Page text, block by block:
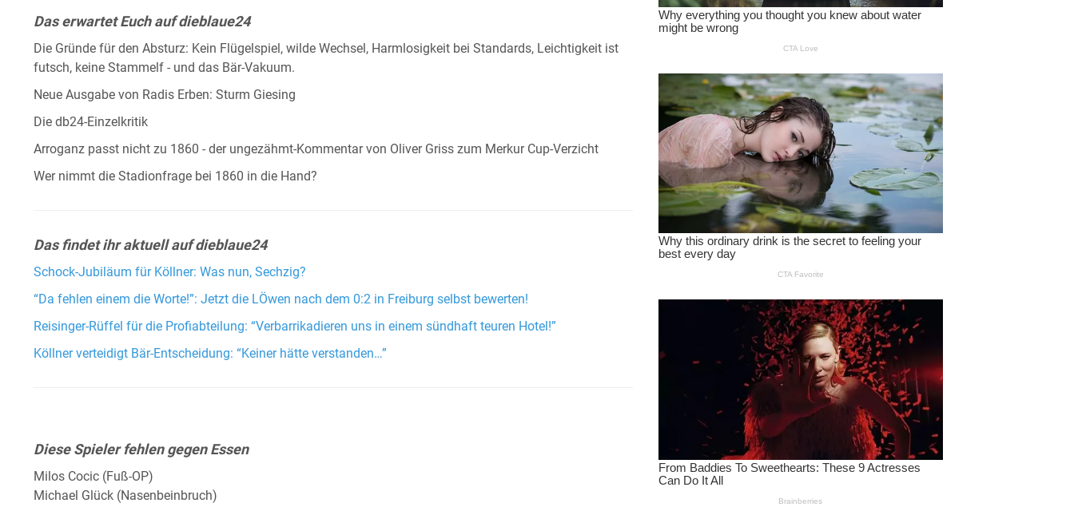
Das erwartet Euch auf dieblaue24
Die Gründe für den Absturz: Kein Flügelspiel, wilde Wechsel, Harmlosigkeit bei Standards, Leichtigkeit ist
futsch, keine Stammelf - und das Bär-Vakuum.
Neue Ausgabe von Radis Erben: Sturm Giesing
Die db24-Einzelkritik
Arroganz passt nicht zu 1860 - der ungezähmt-Kommentar von Oliver Griss zum Merkur Cup-Verzicht
Wer nimmt die Stadionfrage bei 1860 in die Hand?
Das findet ihr aktuell auf dieblaue24
Schock-Jubiläum für Köllner: Was nun, Sechzig?
“Da fehlen einem die Worte!”: Jetzt die LÖwen nach dem 0:2 in Freiburg selbst bewerten!
Reisinger-Rüffel für die Profiabteilung: “Verbarrikadieren uns in einem sündhaft teuren Hotel!”
Köllner verteidigt Bär-Entscheidung: “Keiner hätte verstanden…”
Diese Spieler fehlen gegen Essen
Milos Cocic (Fuß-OP)
Michael Glück (Nasenbeinbruch)